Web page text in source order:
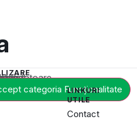
categoria Funcționalitate
LINKURI
UTILE
Contact